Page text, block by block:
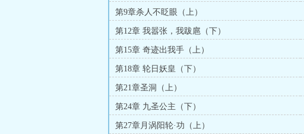
第9章杀人不眨眼（上）
第12章 我嚣张，我跋扈（下）
第15章 奇迹出我手（上）
第18章 轮日妖皇（下）
第21章圣洞（上）
第24章 九圣公主（下）
第27章月涡阳轮·功（上）